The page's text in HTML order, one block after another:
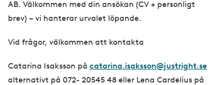
AB. Välkommen med din ansökan (CV + personligt
brev) – vi hanterar urvalet löpande.
Vid frågor, välkommen att kontakta
Catarina Isaksson på catarina.isaksson@justright.se
alternativt på 072- 20545 48 eller Lena Cardelius på